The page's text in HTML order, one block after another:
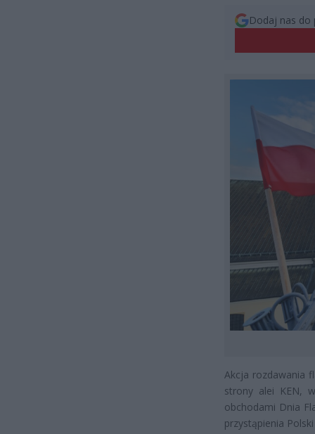
Dodaj nas do
Akcja rozdawania
strony alei KEN,
obchodami Dnia
przystąpienia